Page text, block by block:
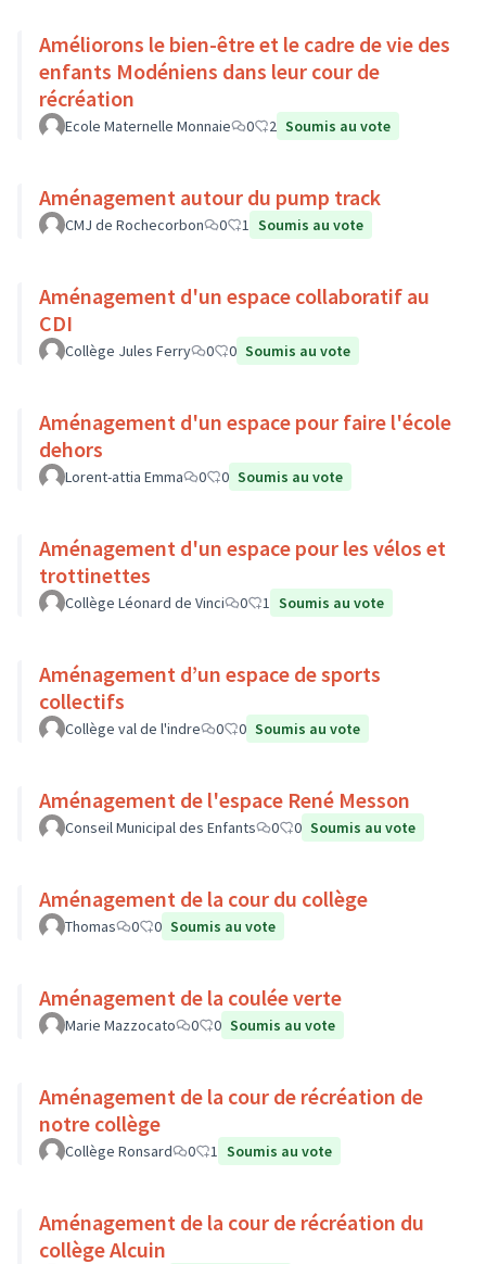
Améliorons le bien-être et le cadre de vie des
enfants Modéniens dans leur cour de
récréation
Ecole Maternelle Monnaie 0 2 Soumis au vote
Aménagement autour du pump track
CMJ de Rochecorbon 0 1 Soumis au vote
Aménagement d'un espace collaboratif au
CDI
Collège Jules Ferry 0 0 Soumis au vote
Aménagement d'un espace pour faire l'école
dehors
Lorent-attia Emma 0 0 Soumis au vote
Aménagement d'un espace pour les vélos et
trottinettes
Collège Léonard de Vinci 0 1 Soumis au vote
Aménagement d’un espace de sports
collectifs
Collège val de l'indre 0 0 Soumis au vote
Aménagement de l'espace René Messon
Conseil Municipal des Enfants 0 0 Soumis au vote
Aménagement de la cour du collège
Thomas 0 0 Soumis au vote
Aménagement de la coulée verte
Marie Mazzocato 0 0 Soumis au vote
Aménagement de la cour de récréation de
notre collège
Collège Ronsard 0 1 Soumis au vote
Aménagement de la cour de récréation du
collège Alcuin